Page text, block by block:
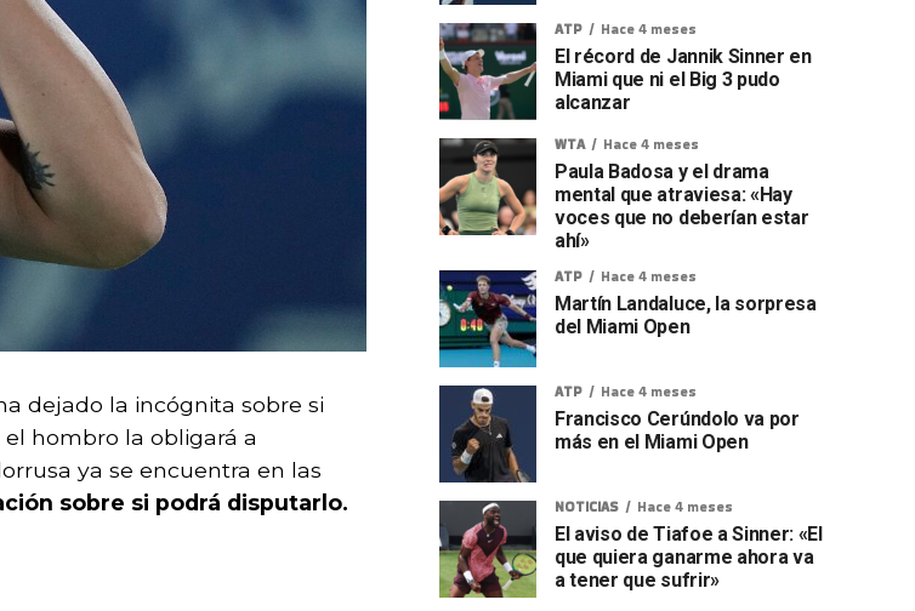
dejado la incógnita sobre si
el hombro la obligará a
ya se encuentra en las
sobre si podrá disputarlo.
ATP Hace 4 meses
El récord de Jannik Sinner en
Miami que ni el Big 3 pudo
alcanzar
WTA Hace 4 meses
Paula Badosa y el drama
mental que atraviesa: «Hay
voces que no deberían estar
ahí»
ATP Hace 4 meses
Martín Landaluce, la sorpresa
del Miami Open
ATP Hace 4 meses
Francisco Cerúndolo va por
más en el Miami Open
NOTICIAS Hace 4 meses
El aviso de Tiafoe a Sinner: «El
que quiera ganarme ahora va
a tener que sufrir»